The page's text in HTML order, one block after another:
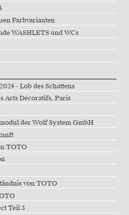
Farbvarianten
WASHLETS und WCs
- Lob des Schattens
Arts Décoratifs, Paris
der Wolf System GmbH
TOTO
von TOTO
Teil 3